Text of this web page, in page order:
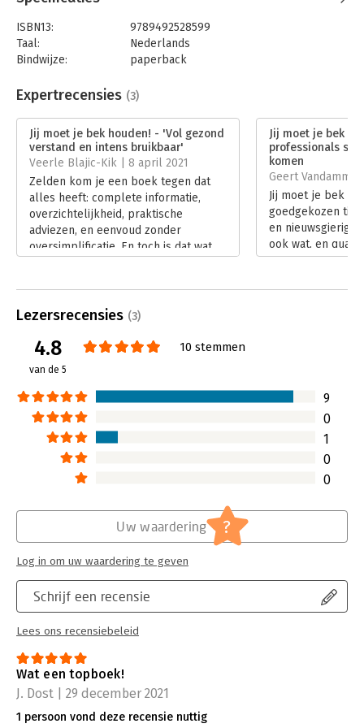
"Een mooi, goed boek dat wetenschappelijke inzichten op een
heldere manier voor de praktijk toegankelijk maakt." - Kees
Empirische Rechtswetenschap, Universiteit Utrecht
"Geschreven met zo’n souplesse dat je als lezer niet in de
gaten hebt hoeveel ervaring je moet hebben om dit boek te
kunnen schrijven." - André Verburg, staatsraad in de afdeling
bestuursrechtspraak van de Raad van State
ISBN13:
9789492528599
Taal:
Nederlands
Bindwijze:
paperback
Uitgever:
S2 Uitgevers
Verschijningsdatum:
23-12-2021
Hoofdrubriek:
Algemeen management
Jongbloed:
Mediation / ADR
Expertrecensies (3)
Jij moet je bek houden! - 'Vol gezond
verstand en intens bruikbaar'
Veerle Blajic-Kik | 8 april 2021
Zelden kom je een boek tegen dat
alles heeft: complete informatie,
overzichtelijkheid, praktische
adviezen, en eenvoud zonder
oversimplificatie. En toch is dat wat
Lees verder
Jij moet je bek
professionals
komen
Geert Vandamme
Jij moet je bek
goedgekozen titel
en nieuwsgierig
ook wat, en qua
uitgave daar ook
kleurendruk
Lezersrecensies (3)
4.8
van de 5
10 stemmen
9
0
1
0
0
Schrijf een recensie
Lees ons recensiebeleid
Uw waardering ?
Log in om uw waardering te geven
Wat een topboek!
J. Dost | 29 december 2021
1 persoon vond deze recensie nuttig